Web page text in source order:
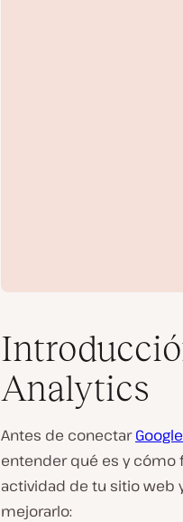
Analytics
Antes de conectar
entender qué es y cómo
actividad de tu sitio web
mejorarlo: